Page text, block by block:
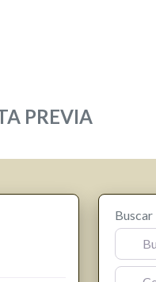
PREVIA
Buscar
Cerca de